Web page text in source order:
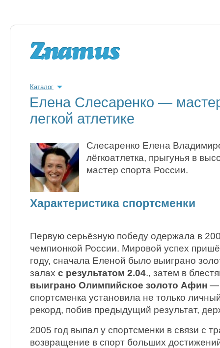
Каталог
Елена Слесаренко —
легкой атлетике
Слесаренко Елена
лёгкоатлетка, прыгунья в
мастер спорта России.
Характеристика спортсменки
Первую серьёзную победу одержала в
чемпионкой России. Мировой успех
году, сначала Еленой было выиграно
залах с результатом 2.04., затем в
выиграно Олимпийское золото Афин —
спортсменка установила не только
рекорд, побив предыдущий результат,
2005 год выпал у спортсменки в связи с
возвращение в спорт больших